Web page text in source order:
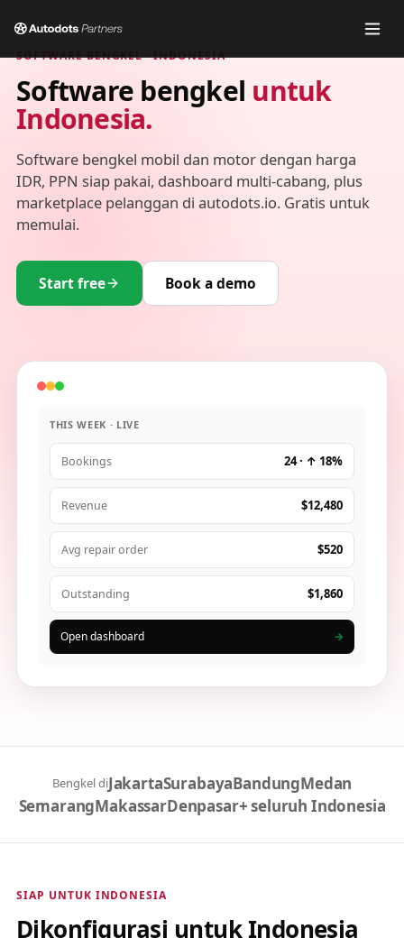
SOFTWARE BENGKEL · INDONESIA
Software bengkel untuk
Indonesia.
Software bengkel mobil dan motor dengan harga
IDR, PPN siap pakai, dashboard multi-cabang, plus
marketplace pelanggan di autodots.io. Gratis untuk
memulai.
Start free Book a demo
THIS WEEK · LIVE
Bookings 24 · ↑ 18%
Revenue $12,480
Avg repair order $520
Outstanding $1,860
Open dashboard →
Bengkel diJakartaSurabayaBandungMedan
SemarangMakassarDenpasar+ seluruh Indonesia
SIAP UNTUK INDONESIA
Dikonfigurasi untuk Indonesia